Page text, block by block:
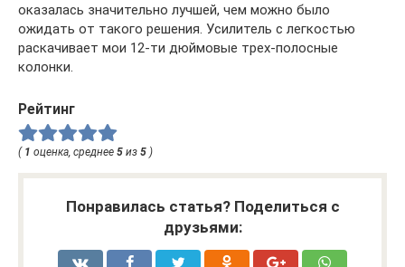
оказалась значительно лучшей, чем можно было
ожидать от такого решения. Усилитель с легкостью
раскачивает мои 12-ти дюймовые трех-полосные
колонки.
Рейтинг
( 1 оценка, среднее 5 из 5 )
Понравилась статья? Поделиться с
друзьями: